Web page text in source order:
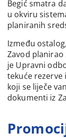
Begić smatra
u okviru
planiranih
Između
Zavod planirao
je Upravni
tekuće rezerve
koji se liječe
dokumenti iz